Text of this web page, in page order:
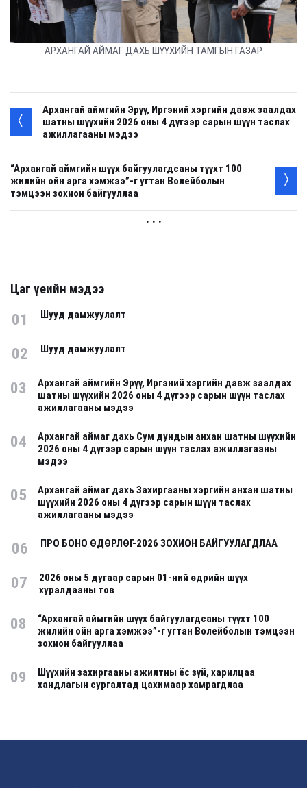
АРХАНГАЙ АЙМАГ ДАХЬ ШҮҮХИЙН ТАМГЫН ГАЗАР
Архангай аймгийн Эрүү, Иргэний хэргийн давж заалдах
шатны шүүхийн 2026 оны 4 дүгээр сарын шүүн таслах
ажиллагааны мэдээ
“Архангай аймгийн шүүх байгуулагдсаны түүхт 100
жилийн ойн арга хэмжээ”-г угтан Волейболын
тэмцээн зохион байгууллаа
. . .
Цаг үеийн мэдээ
01 Шууд дамжуулалт
02 Шууд дамжуулалт
03
Архангай аймгийн Эрүү, Иргэний хэргийн давж заалдах
шатны шүүхийн 2026 оны 4 дүгээр сарын шүүн таслах
ажиллагааны мэдээ
04
Архангай аймаг дахь Сум дундын анхан шатны шүүхийн
2026 оны 4 дүгээр сарын шүүн таслах ажиллагааны
мэдээ
05
Архангай аймаг дахь Захиргааны хэргийн анхан шатны
шүүхийн 2026 оны 4 дүгээр сарын шүүн таслах
ажиллагааны мэдээ
06 ПРО БОНО ӨДӨРЛӨГ-2026 ЗОХИОН БАЙГУУЛАГДЛАА
07
2026 оны 5 дугаар сарын 01-ний өдрийн шүүх
хуралдааны тов
08
“Архангай аймгийн шүүх байгуулагдсаны түүхт 100
жилийн ойн арга хэмжээ”-г угтан Волейболын тэмцээн
зохион байгууллаа
09
Шүүхийн захиргааны ажилтны ёс зүй, харилцаа
хандлагын сургалтад цахимаар хамрагдлаа